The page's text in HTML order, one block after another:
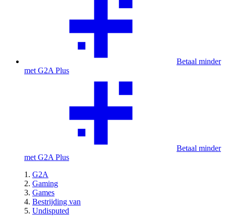
Betaal minder
met G2A Plus
Betaal minder
met G2A Plus
G2A
Gaming
Games
Bestrijding van
Undisputed